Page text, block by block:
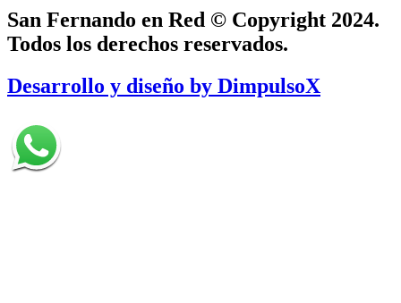
San Fernando en Red © Copyright 2024.
Todos los derechos reservados.
Desarrollo y diseño by DimpulsoX